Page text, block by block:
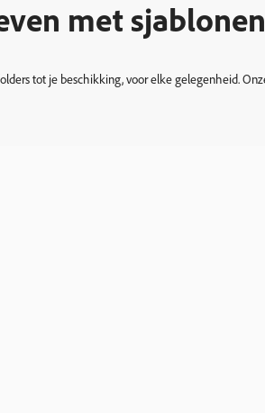
met
tot je beschikking, voor elke gelegenheid.